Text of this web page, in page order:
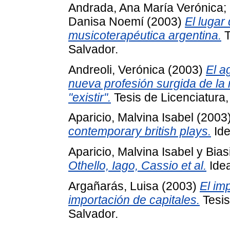
Andrada, Ana María Verónica;
Danisa Noemí(2003) El lugar
musicoterapéutica argentina.
Salvador.
Andreoli, Verónica (2003) El
nueva profesión surgida de
"existir". Tesis de
Aparicio, Malvina Isabel
contemporary british plays.
Aparicio, Malvina Isabel y
Othello, Iago, Cassio et al.
Argañarás, Luisa (2003) El
importación de capitales.
Salvador.